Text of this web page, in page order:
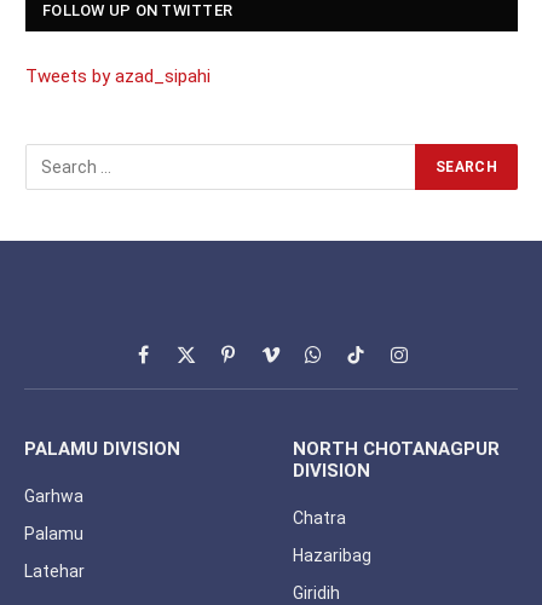
FOLLOW UP ON TWITTER
Tweets by azad_sipahi
Facebook
X
(Twitter)
PinterestVimeoWhatsApp
TikTokInstagram
PALAMU DIVISION
Garhwa
Palamu
Latehar
NORTH CHOTANAGPUR
DIVISION
Chatra
Hazaribag
Giridih